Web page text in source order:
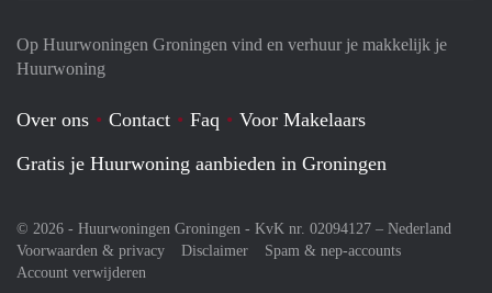
Op Huurwoningen Groningen vind en verhuur je makkelijk je
Huurwoning
Over ons Contact Faq
Voor Makelaars
Gratis je Huurwoning aanbieden in Groningen
© 2026 - Huurwoningen Groningen - KvK nr. 02094127 – Nederland
Voorwaarden & privacy
Disclaimer
Spam & nep-accounts
Account verwijderen